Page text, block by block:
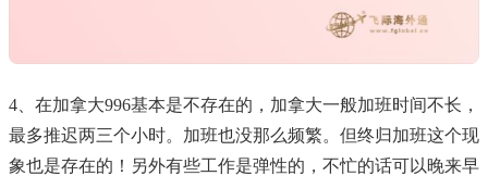
4、在加拿大996基本是不存在的，加拿大一般加班时间不长，
最多推迟两三个小时。加班也没那么频繁。但终归加班这个现
象也是存在的！另外有些工作是弹性的，不忙的话可以晚来早